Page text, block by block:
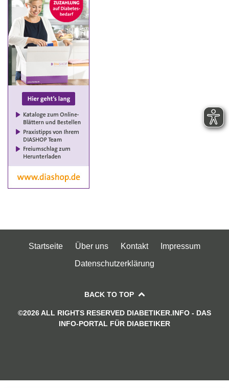
Startseite Über uns Kontakt
Impressum
Datenschutzerklärung
BACK TO TOP
©2026 ALL RIGHTS RESERVED DIABETIKER.INFO - DAS
INFO-PORTAL FÜR DIABETIKER